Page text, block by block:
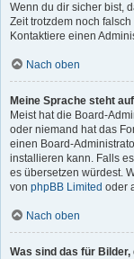
Wenn du dir sicher bist,
Zeit trotzdem noch
Kontaktiere einen
Nach oben
Meine Sprache steht
Meist hat die Board-
oder niemand hat das
einen Board-
installieren kann. Falls
es übersetzen würdest.
von phpBB Limited oder
Nach oben
Was sind das für